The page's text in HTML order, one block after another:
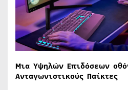
Μια Υψηλών Επιδόσεων
Ανταγωνιστικούς Παίκτες